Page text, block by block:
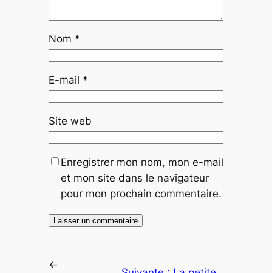
Nom *
E-mail *
Site web
Enregistrer mon nom, mon e-mail
et mon site dans le navigateur
pour mon prochain commentaire.
←